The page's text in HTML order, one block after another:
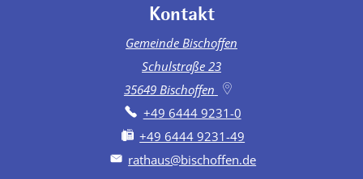
Kontakt
Gemeinde Bischoffen
Schulstraße 23
35649 Bischoffen
+49 6444 9231-0
+49 6444 9231-49
rathaus@bischoffen.de